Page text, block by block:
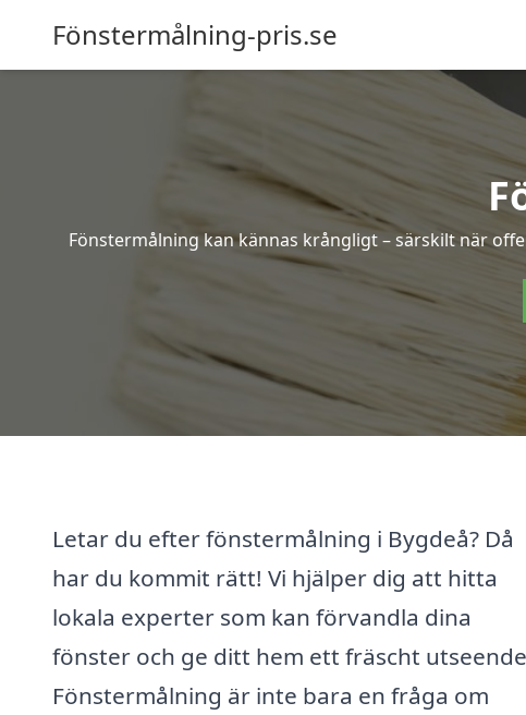
Fönstermålning-pris.se
Fönstermålning kan kännas krångligt – särskilt när
Letar du efter fönstermålning i Bygdeå? Då
har du kommit rätt! Vi hjälper dig att hitta
lokala experter som kan förvandla dina
fönster och ge ditt hem ett fräscht
Fönstermålning är inte bara en fråga om